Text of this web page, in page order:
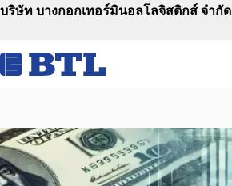
Skip
บริษัท บางกอกเทอร์มินอลโลจิสติกส์ จำกัด